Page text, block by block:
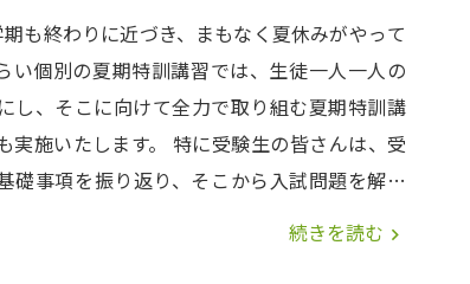
も終わりに近づき、まもなく夏休みがやって
い個別の夏期特訓講習では、生徒一人一人の
し、そこに向けて全力で取り組む夏期特訓講
す。 特に受験生の皆さんは、受
礎事項を振り返り、そこから入試問題を解く
続きを読む navigate_next